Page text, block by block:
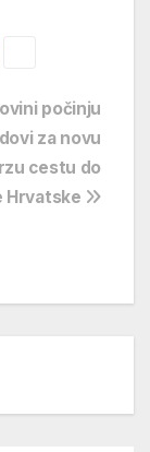
počinju
za novu
cestu do
Hrvatske